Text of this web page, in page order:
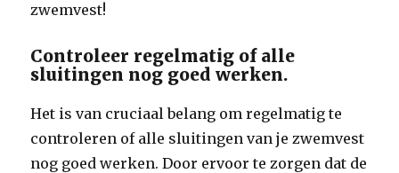
zwemvest!
Controleer regelmatig of alle
sluitingen nog goed werken.
Het is van cruciaal belang om regelmatig te
controleren of alle sluitingen van je zwemvest
nog goed werken. Door ervoor te zorgen dat de